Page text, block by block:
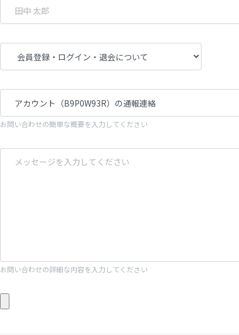
お問い合わせの簡単な概要を入力してください
お問い合わせの詳細な内容を入力してください